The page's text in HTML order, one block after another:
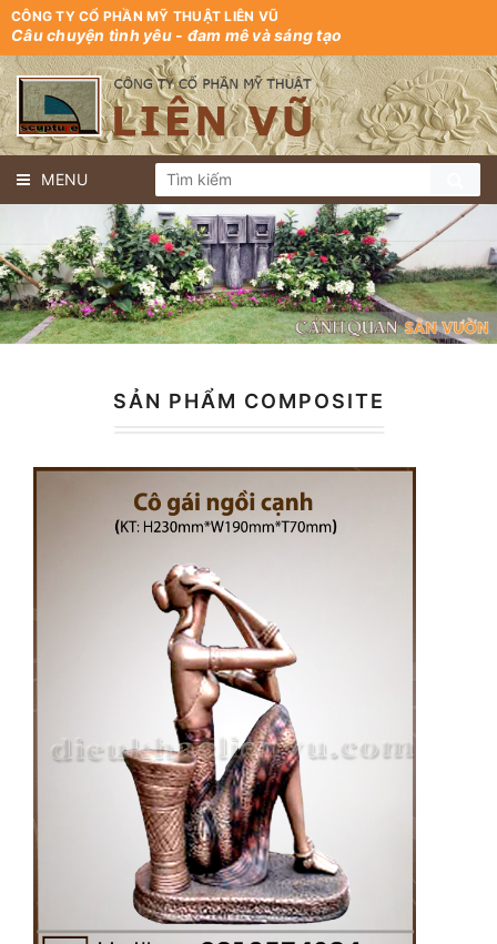
CÔNG TY CỔ PHẦN MỸ THUẬT LIÊN VŨ
Câu chuyện tình yêu - đam mê và sáng tạo
MENU
SẢN PHẨM COMPOSITE